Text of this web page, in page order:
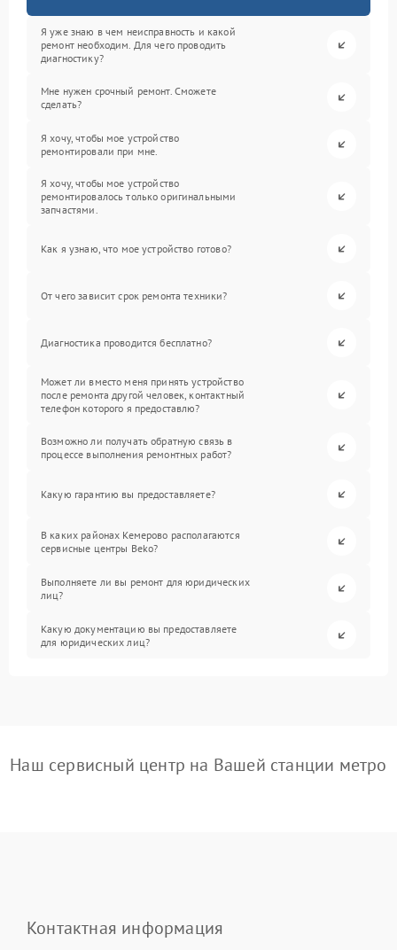
Я уже знаю в чем неисправность и какой
ремонт необходим. Для чего проводить
диагностику?
Мне нужен срочный ремонт. Сможете
сделать?
Я хочу, чтобы мое устройство
ремонтировали при мне.
Я хочу, чтобы мое устройство
ремонтировалось только оригинальными
запчастями.
Как я узнаю, что мое устройство готово?
От чего зависит срок ремонта техники?
Диагностика проводится бесплатно?
Может ли вместо меня принять устройство
после ремонта другой человек, контактный
телефон которого я предоставлю?
Возможно ли получать обратную связь в
процессе выполнения ремонтных работ?
Какую гарантию вы предоставляете?
В каких районах Кемерово располагаются
сервисные центры Beko?
Выполняете ли вы ремонт для юридических
лиц?
Какую документацию вы предоставляете
для юридических лиц?
Наш сервисный центр на Вашей станции метро
Контактная информация